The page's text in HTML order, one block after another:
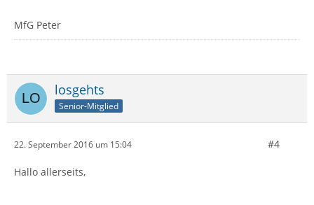
MfG Peter
losgehts
Senior-Mitglied
22. September 2016 um 15:04 #4
Hallo allerseits,